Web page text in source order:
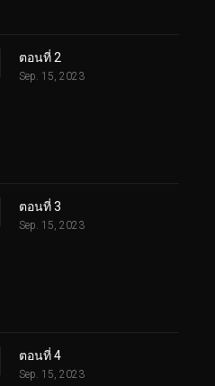
ตอนที่ 2
Sep. 15, 2023
ตอนที่ 3
Sep. 15, 2023
ตอนที่ 4
Sep. 15, 2023